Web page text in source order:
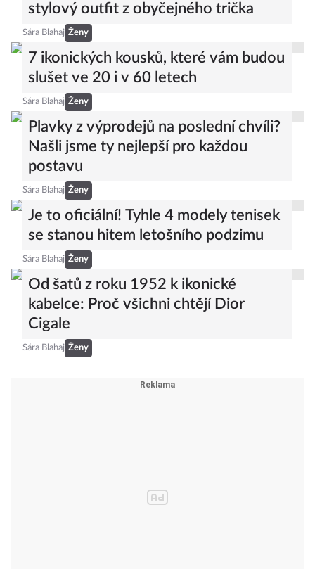
stylový outfit z obyčejného trička
Sára Blahaj Ženy
7 ikonických kousků, které vám budou
slušet ve 20 i v 60 letech
Sára Blahaj Ženy
Plavky z výprodejů na poslední chvíli?
Našli jsme ty nejlepší pro každou
postavu
Sára Blahaj Ženy
Je to oficiální! Tyhle 4 modely tenisek
se stanou hitem letošního podzimu
Sára Blahaj Ženy
Od šatů z roku 1952 k ikonické
kabelce: Proč všichni chtějí Dior
Cigale
Sára Blahaj Ženy